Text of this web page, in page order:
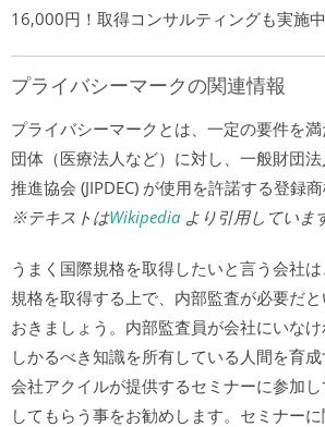
16,000円！取得コンサルティングも実施中
プライバシーマークの関連情報
プライバシーマークとは、一定の要件を
団体（医療法人など）に対し、一般財団
推進協会 (JIPDEC) が使用を許諾する登録商
※テキストはWikipedia より引用していま
うまく国際規格を取得したいと言う会社
規格を取得する上で、内部監査が必要だ
おきましょう。内部監査員が会社にいなけ
しかるべき知識を所有している人間を育
会社アクイルが提供するセミナーに参加
してもらう事をお勧めします。セミナー